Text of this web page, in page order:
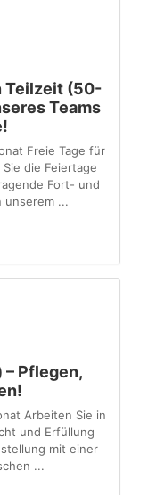
Teilzeit (50-
Teams
Freie Tage für
Sie die Feiertage
Fort- und
unserem ...
Pflegen,
Arbeiten Sie in
und Erfüllung
mit einer
...